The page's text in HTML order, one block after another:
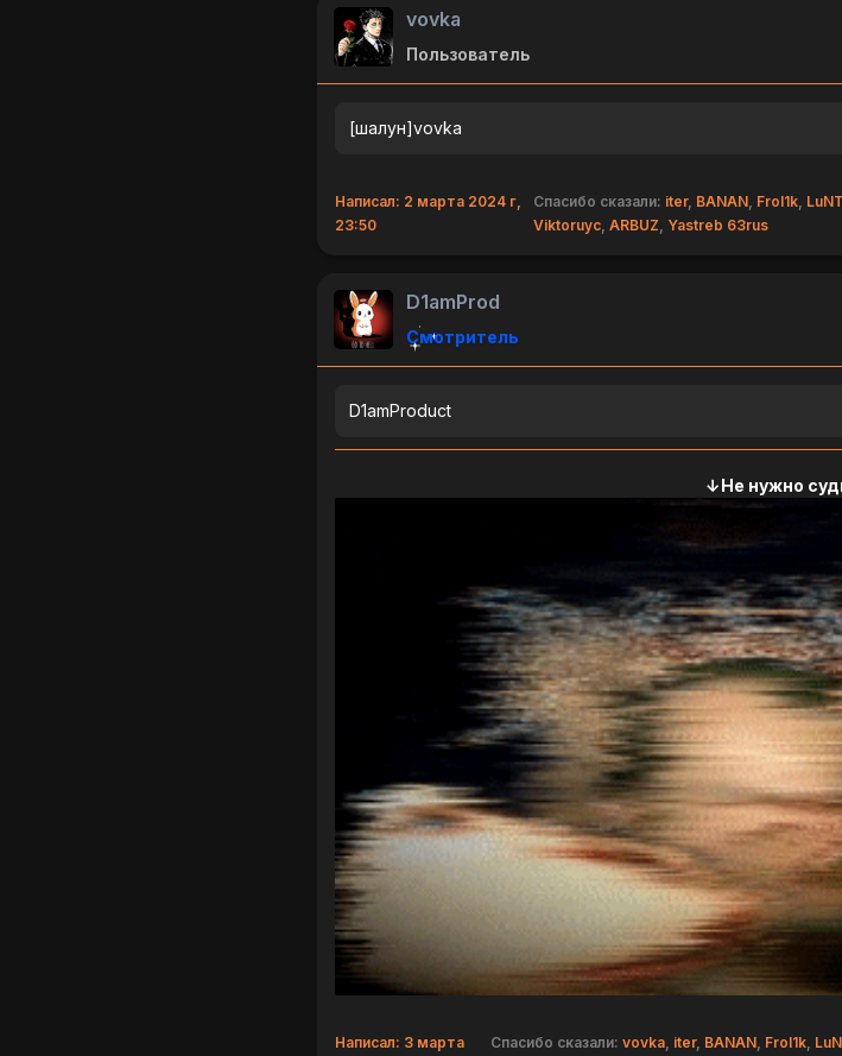
vovka
Пользователь
[шалун]vovka
Написал: 2 марта 2024 г,
23:50
Спасибо сказали: iter, BANAN Frol1k
Viktoruyc ,ARBUZ Yastreb 63rus
D1amProd
Смотритель
D1amProduct
↓Не нужно
Написал: 3 марта
Спасибо сказали:vovka, iter, BANAN, Frol1k,